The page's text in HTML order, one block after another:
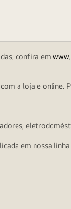
confira em
a loja e
em nossa